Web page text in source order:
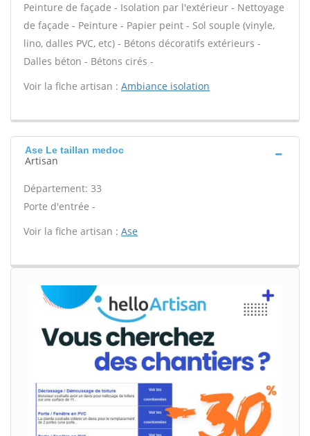
Peinture de façade - Isolation par l'extérieur - Nettoyage
de façade - Peinture - Papier peint - Sol souple (vinyle,
lino, dalles PVC, etc) - Bétons décoratifs extérieurs -
Dalles béton - Bétons cirés -
Voir la fiche artisan : Ambiance isolation
Ase Le taillan medoc
Artisan
Département: 33
Porte d'entrée -
Voir la fiche artisan : Ase